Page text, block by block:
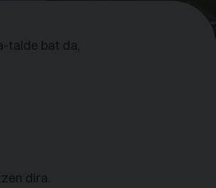
talde bat da,
dira.